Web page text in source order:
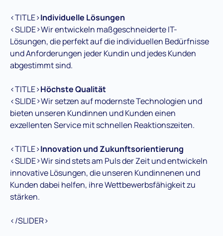
<TITLE>Individuelle Lösungen
<SLIDE>Wir entwickeln maßgeschneiderte IT-
Lösungen, die perfekt auf die individuellen Bedürfnisse
und Anforderungen jeder Kundin und jedes Kunden
abgestimmt sind.
<TITLE>Höchste Qualität
<SLIDE>Wir setzen auf modernste Technologien und
bieten unseren Kundinnen und Kunden einen
exzellenten Service mit schnellen Reaktionszeiten.
<TITLE>Innovation und Zukunftsorientierung
<SLIDE>Wir sind stets am Puls der Zeit und entwickeln
innovative Lösungen, die unseren Kundinnenen und
Kunden dabei helfen, ihre Wettbewerbsfähigkeit zu
stärken.
</SLIDER>